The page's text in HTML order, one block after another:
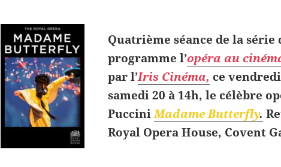
Quatrième séance de la série
programme l’opéra au
par l’Iris Cinéma, ce
samedi 20 à 14h, le célèbre
PucciniMadame Butterfly.
Royal Opera House, Covent